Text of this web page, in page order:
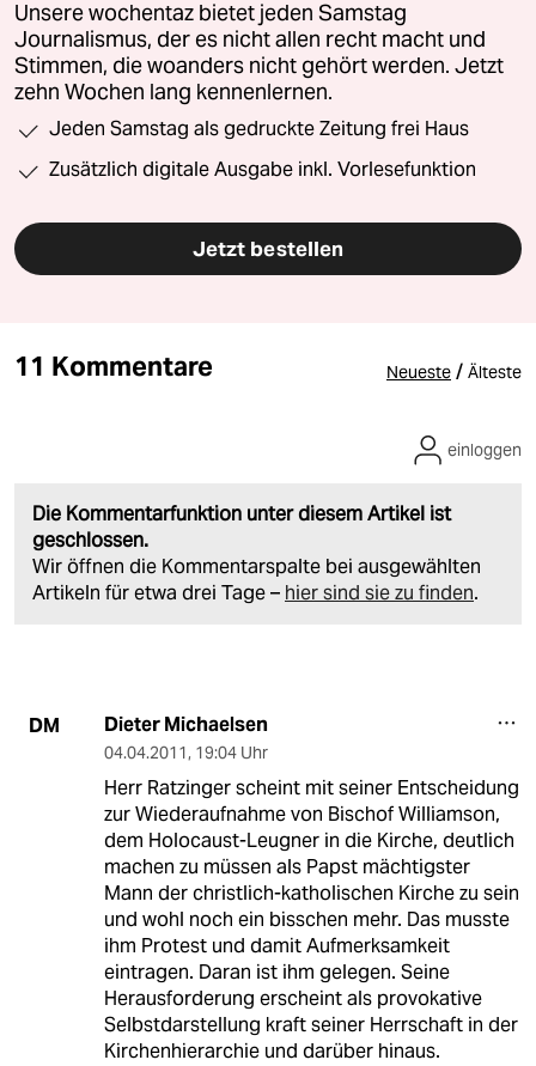
Unsere wochentaz bietet jeden Samstag
Journalismus, der es nicht allen recht macht und
Stimmen, die woanders nicht gehört werden. Jetzt
zehn Wochen lang kennenlernen.
Jeden Samstag als gedruckte Zeitung frei Haus
Zusätzlich digitale Ausgabe inkl. Vorlesefunktion
Jetzt bestellen
11 Kommentare Neueste / Älteste
Die Kommentarfunktion unter diesem Artikel ist
geschlossen.
Wir öffnen die Kommentarspalte bei ausgewählten
Artikeln für etwa drei Tage – hier sind sie zu finden.
einloggen
DM Dieter Michaelsen
04.04.2011, 19:04 Uhr
Herr Ratzinger scheint mit seiner Entscheidung
zur Wiederaufnahme von Bischof Williamson,
dem Holocaust-Leugner in die Kirche, deutlich
machen zu müssen als Papst mächtigster
Mann der christlich-katholischen Kirche zu sein
und wohl noch ein bisschen mehr. Das musste
ihm Protest und damit Aufmerksamkeit
eintragen. Daran ist ihm gelegen. Seine
Herausforderung erscheint als provokative
Selbstdarstellung kraft seiner Herrschaft in der
Kirchenhierarchie und darüber hinaus.